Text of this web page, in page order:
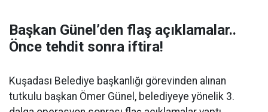
Başkan Günel’den flaş açıklamalar..
Önce tehdit sonra iftira!
Kuşadası Belediye başkanlığı görevinden alınan
tutkulu başkan Ömer Günel, belediyeye yönelik 3.